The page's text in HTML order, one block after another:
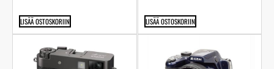
LISÄÄ OSTOSKORIIN LISÄÄ OSTOSKORIIN